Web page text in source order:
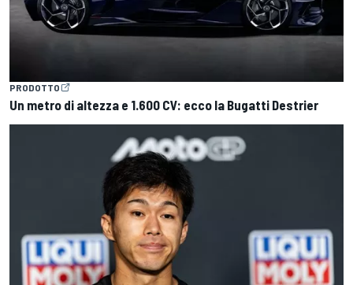
PRODOTTO
Un metro di altezza e 1.600 CV: ecco la Bugatti Destrier